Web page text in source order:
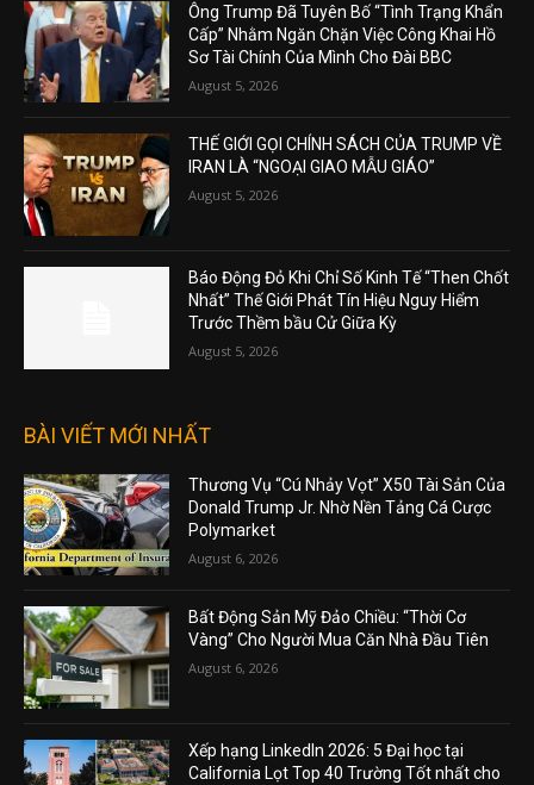
Ông Trump Đã Tuyên Bố “Tình Trạng Khẩn
Cấp” Nhằm Ngăn Chặn Việc Công Khai Hồ
Sơ Tài Chính Của Mình Cho Đài BBC
August 5, 2026
THẾ GIỚI GỌI CHÍNH SÁCH CỦA TRUMP VỀ
IRAN LÀ “NGOẠI GIAO MẪU GIÁO”
August 5, 2026
Báo Động Đỏ Khi Chỉ Số Kinh Tế “Then Chốt
Nhất” Thế Giới Phát Tín Hiệu Nguy Hiểm
Trước Thềm bầu Cử Giữa Kỳ
August 5, 2026
BÀI VIẾT MỚI NHẤT
Thương Vụ “Cú Nhảy Vọt” X50 Tài Sản Của
Donald Trump Jr. Nhờ Nền Tảng Cá Cược
Polymarket
August 6, 2026
Bất Động Sản Mỹ Đảo Chiều: “Thời Cơ
Vàng” Cho Người Mua Căn Nhà Đầu Tiên
August 6, 2026
Xếp hạng LinkedIn 2026: 5 Đại học tại
California Lọt Top 40 Trường Tốt nhất cho